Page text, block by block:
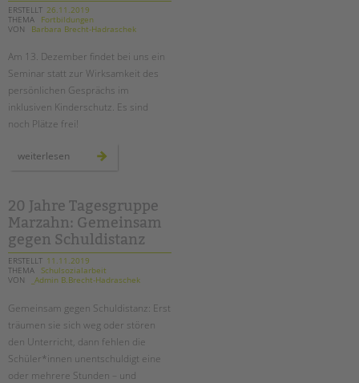
Tagesgruppen
EINGLIEDERUNGSHILFE
BETREUTES WOHNEN
TANDEM BTL AKADEMIE
Seminarkalender
Seminarräume
STADTTEILARBEIT
Bereiche im Überblick
Kinder- und Jugendschutz
Unsere Videos
Gesellschafter VdK
Suchen
ERSTELLT 26.11.2019
THEMA
Fortbildungen
VON
Barbara Brecht-Hadraschek
Am 13. Dezember findet bei uns ein
Seminar statt zur Wirksamkeit des
persönlichen Gesprächs im
inklusiven Kinderschutz. Es sind
noch Plätze frei!
weiterlesen seminar
kinderschutz
20 Jahre Tagesgruppe
Marzahn: Gemeinsam
gegen Schuldistanz
ERSTELLT 11.11.2019
THEMA Schulsozialarbeit
VON
_Admin B.Brecht-Hadraschek
Gemeinsam gegen Schuldistanz: Erst
träumen sie sich weg oder stören
den Unterricht, dann fehlen die
Schüler*innen unentschuldigt eine
oder mehrere Stunden – und